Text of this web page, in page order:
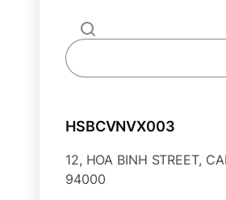
HSBCVNVX003
12, HOA BINH STREET,
94000